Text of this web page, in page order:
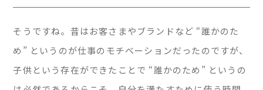
そうですね。昔はお客さまやブランドなど “誰かのた
め” というのが仕事のモチベーションだったのですが、
子供という存在ができたことで “誰かのため” というの